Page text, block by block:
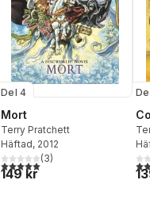
Del 4
Mort
Terry Pratchett
Häftad, 2012
5,0utav 5 stjärnor. Totalt antal
(3)
149 kr
5,0